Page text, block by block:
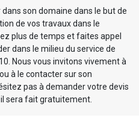
son domaine dans le but de
de vos travaux dans le
plus de temps et faites appel
dans le milieu du service de
Nous vous invitons vivement à
à le contacter sur son
pas à demander votre devis
sera fait gratuitement.